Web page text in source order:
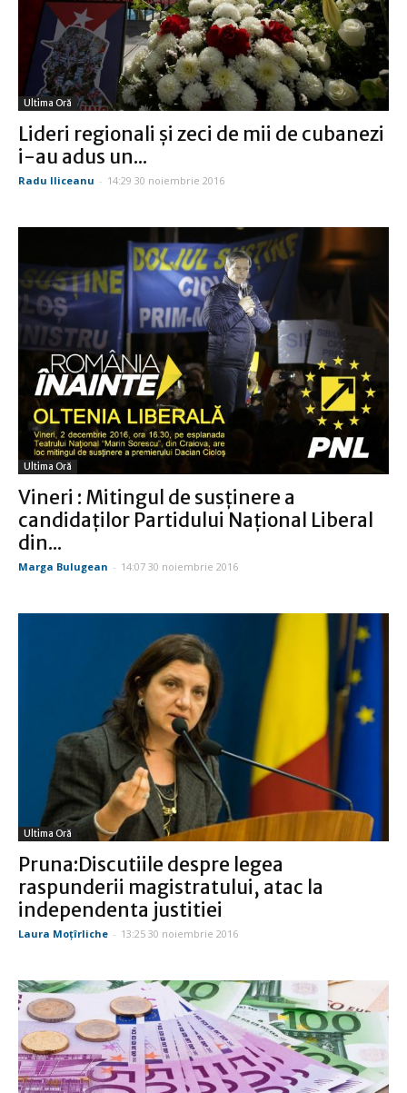
Ultima Oră
Lideri regionali şi zeci de mii de cubanezi
i-au adus un...
Radu Iliceanu - 14:29 30 noiembrie 2016
Ultima Oră
Vineri : Mitingul de susţinere a
candidaţilor Partidului Naţional Liberal
din...
Marga Bulugean - 14:07 30 noiembrie 2016
Ultima Oră
Pruna:Discutiile despre legea
raspunderii magistratului, atac la
independenta justitiei
Laura Moţîrliche - 13:25 30 noiembrie 2016